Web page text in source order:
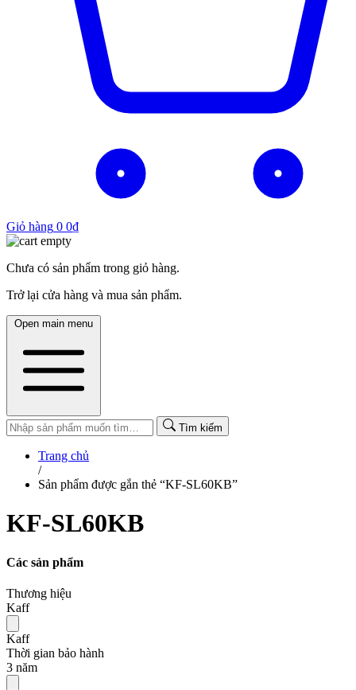
Giỏ hàng 0 0₫
Chưa có sản phẩm trong giỏ hàng.
Trở lại cửa hàng và mua sản phẩm.
Open main menu
Tìm kiếm
Trang chủ
/
Sản phẩm được gắn thẻ “KF-SL60KB”
KF-SL60KB
Các sản phẩm
Thương hiệu
Kaff
Kaff
Thời gian bảo hành
3 năm